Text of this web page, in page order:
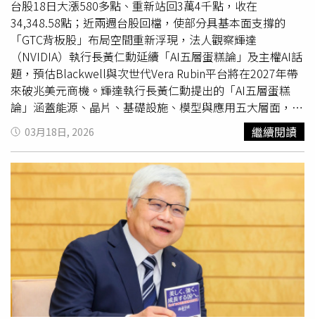
試大廠；群聯（8299）NAND 快閃記憶體Flash 控制晶片大
廠。 還包含大量純半導體設備、IC 設計、探針卡廠，例如
信驊、旺矽、穎崴、創意等；以及散熱廠奇鋐、CCL 廠台光
電、電源與液冷的台達電、網通交換器的智邦、高階 PCB
廠，像是欣興、金像電等。 此外，欣銓（3264）半導體晶
圓測試大廠，也是多檔ETF持股較高比重；AI 伺服器與零組
件的緯穎（6669）；受惠半導體擴廠的無塵室與高階廠務
工程，像是聖暉*（5536）、亞翔（6139）這類半導體周邊
科技業等。 陳奕光說，台股股市新開戶去年是55萬人，平
均每月是4.6萬人，總開戶數是1376萬，預計四月超過1400
萬，台灣總人口2300萬，基本上一半的人都開戶。正當全
球股市發旺，股神巴菲特示警美元危機。（圖／新華
社） 不過，陳奕光說也要提高警覺投資風險，巴菲特在波
克夏股東會上說，「現在的股市，就像附設賭場的教堂。」
他大幅拉高波克夏的現金部位，以他現在的動作，其實是輸
大盤的；以長線角度來看的話，以股神的高度來看，是我們
必須尊重且留意巴菲特在退休前的最後一場股東會中提到的
這個重點。
台股18日大漲580多點、重新站回3萬4千點，收在
34,348.58點；近兩週台股回檔，使部分具基本面支撐的
「GTC背板股」布局空間重新浮現，法人觀察輝達
（NVIDIA）執行長黃仁勳延續「AI五層蛋糕論」及主權AI話
題，預估Blackwell與次世代Vera Rubin平台將在2027年帶
來破兆美元商機。輝達執行長黃仁勳提出的「AI五層蛋糕
論」涵蓋能源、晶片、基礎設施、模型與應用五大層面，從
最底層的電力、重電與儲能需求，到核心晶片製程、伺服器
與散熱技術，再一路延伸至大型模型發展與終端應用落地，
形成AI生產力得以擴張的完整生態系。國泰基金經理人蘇鼎
宇表示，若以 2024 年視為 AI 元年，整體需求預計將延續至
2040 年左右，現階段仍屬長期布局黃金期。以國泰台灣領
袖 50（00922）重要權值成分股來看，包括「AI五層蛋糕」
結構中有能源層的台達電、晶片層的晶圓代工龍頭台積電、
IC設計大廠聯發科、世芯-KY與載板廠欣興，及基礎設施層
的伺服器大廠鴻海、廣達、緯創與散熱指標奇鋐，為00922
目前約八成持股。00922在3月17日完成除息後，股價重回
難得的「2 字頭」區間，吸引市場積極進場，當日成交量放
大至9.4萬張。
03月18日, 2026 繼續閱讀